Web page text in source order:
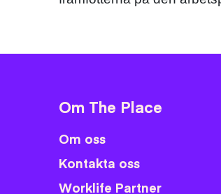
Om The Place
Om oss
Kontakta oss
Worklife Partner